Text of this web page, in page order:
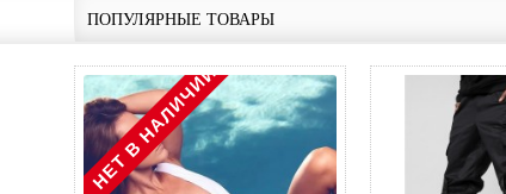
ПОПУЛЯРНЫЕ ТОВАРЫ
НЕТ В НАЛИЧИИ